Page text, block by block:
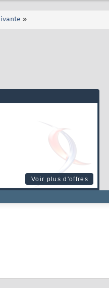
»
Voir plus d'offres